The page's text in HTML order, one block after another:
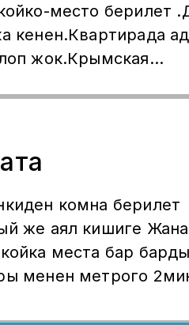
место берилет
кенен.Квартирада
жок.Крымская
комна берилет
же аял кишиге
места бар
менен метрого